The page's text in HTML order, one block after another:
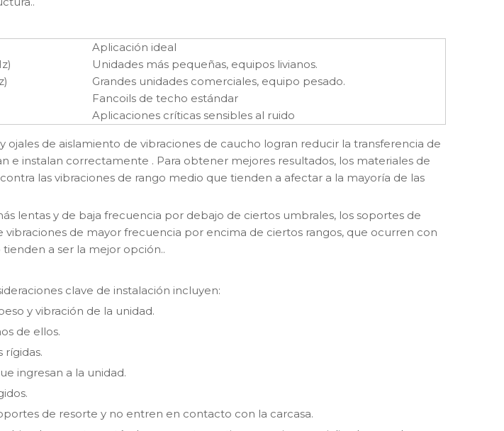
Aplicación ideal
Unidades más pequeñas, equipos livianos.
Grandes unidades comerciales, equipo pesado.
Fancoils de techo estándar
Aplicaciones críticas sensibles al ruido
ojales de aislamiento de vibraciones de caucho logran reducir la transferencia de
e instalan correctamente . Para obtener mejores resultados, los materiales de
las vibraciones de rango medio que tienden a afectar a la mayoría de las
lentas y de baja frecuencia por debajo de ciertos umbrales, los soportes de
de mayor frecuencia por encima de ciertos rangos, que ocurren con
a ser la mejor opción..
clave de instalación incluyen:
y vibración de la unidad.
de ellos.
rígidas.
ingresan a la unidad.
de resorte y no entren en contacto con la carcasa.